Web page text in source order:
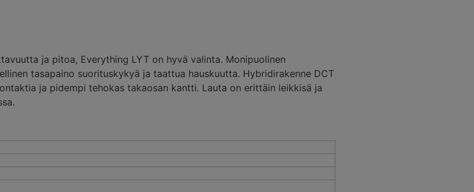
ja pitoa, Everything LYT on hyvä valinta. Monipuolinen
tasapaino suorituskykyä ja taattua hauskuutta. Hybridirakenne DCT
ja pidempi tehokas takaosan kantti. Lauta on erittäin leikkisä ja